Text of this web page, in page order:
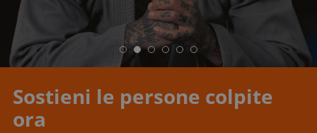
Sostieni le persone colpite
ora